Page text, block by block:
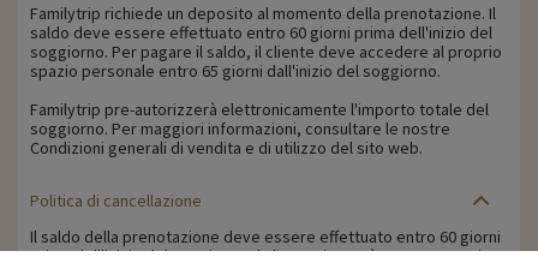
Familytrip richiede un deposito al momento della prenotazione. Il
saldo deve essere effettuato entro 60 giorni prima dell'inizio del
soggiorno. Per pagare il saldo, il cliente deve accedere al proprio
spazio personale entro 65 giorni dall'inizio del soggiorno.
Familytrip pre-autorizzerà elettronicamente l'importo totale del
soggiorno. Per maggiori informazioni, consultare le nostre
Condizioni generali di vendita e di utilizzo del sito web.
Politica di cancellazione
Il saldo della prenotazione deve essere effettuato entro 60 giorni
prima dell'inizio del soggiorno. Il cliente riceverà un promemoria